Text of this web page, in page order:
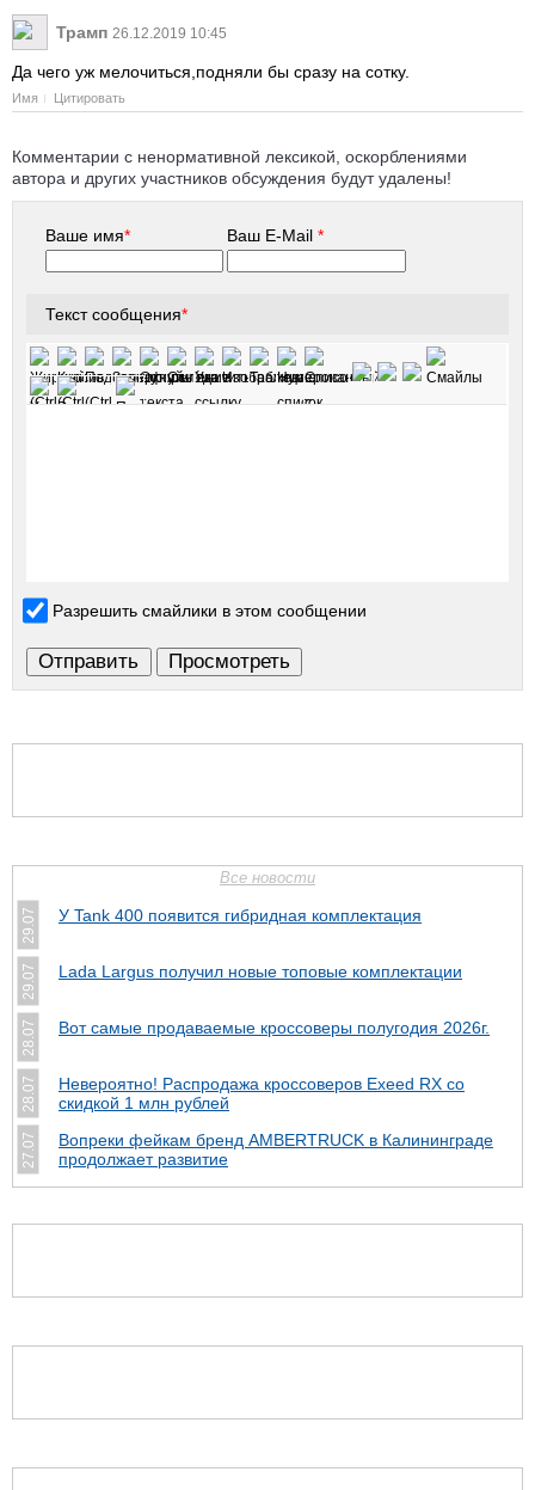
Трамп 26.12.2019 10:45
Да чего уж мелочиться,подняли бы сразу на сотку.
Имя Цитировать
Комментарии с ненормативной лексикой, оскорблениями
автора и других участников обсуждения будут удалены!
Ваше имя* Ваш E-Mail*
Текст сообщения*
Разрешить смайлики в этом сообщении
Все новости
29.07 У Tank 400 появится гибридная комплектация
29.07 Lada Largus получил новые топовые комплектации
28.07 Вот самые продаваемые кроссоверы полугодия 2026г.
28.07
Невероятно! Распродажа кроссоверов Exeed RX со
скидкой 1 млн рублей
27.07
Вопреки фейкам бренд AMBERTRUCK в Калининграде
продолжает развитие